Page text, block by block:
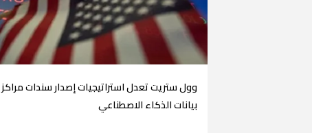
وول ستريت تعدل استراتيجيات إصدار سندات مراكز
بيانات الذكاء الاصطناعي